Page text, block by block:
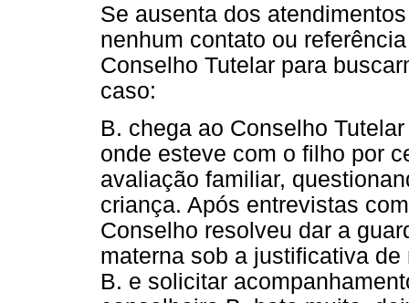
Se ausenta dos
nenhum contato ou
Conselho Tutelar para
caso:
B. chega ao Conselho
onde esteve com o filho por
avaliação familiar,
criança. Após entrevistas
Conselho resolveu dar a
materna sob a justificativa
B. e solicitar